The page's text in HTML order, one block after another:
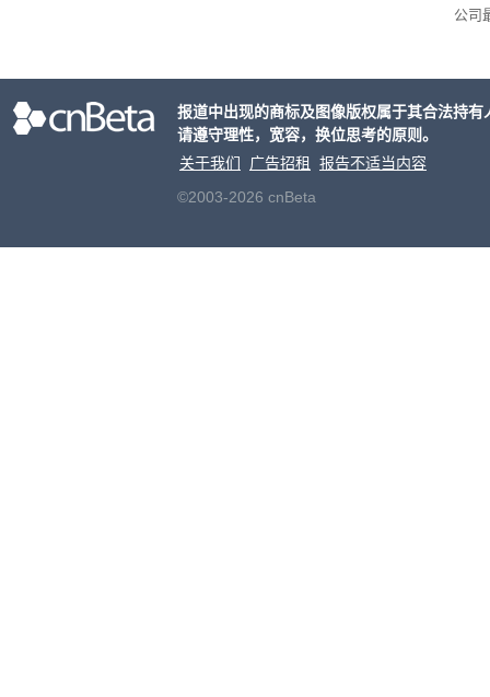
公司
报道中出现的商标及图像版权属于其合法持
请遵守理性，宽容，换位思考的原则。
关于我们
广告招租
报告不适当内容
©2003-2026 cnBeta